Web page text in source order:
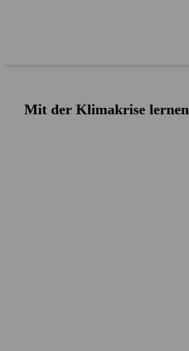
Mit der Klimakrise lernen